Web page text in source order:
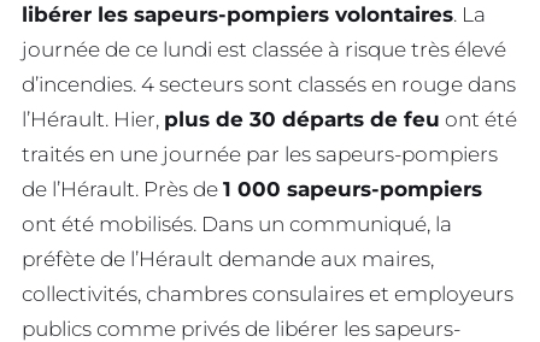
libérer les sapeurs-pompiers volontaires. La
journée de ce lundi est classée à risque très élevé
d’incendies. 4 secteurs sont classés en rouge dans
l’Hérault. Hier, plus de 30 départs de feu ont été
traités en une journée par les sapeurs-pompiers
de l’Hérault. Près de 1 000 sapeurs-pompiers
ont été mobilisés. Dans un communiqué, la
préfète de l’Hérault demande aux maires,
collectivités, chambres consulaires et employeurs
publics comme privés de libérer les sapeurs-